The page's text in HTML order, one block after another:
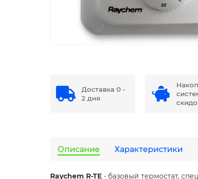
Доставка 0 -
2 дня
Описание Характеристики
Raychem R-TE - базовый термостат,